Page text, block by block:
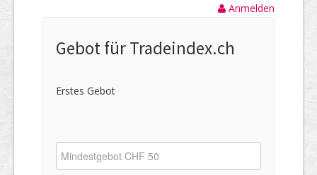
Anmelden
Gebot für Tradeindex.ch
Erstes Gebot